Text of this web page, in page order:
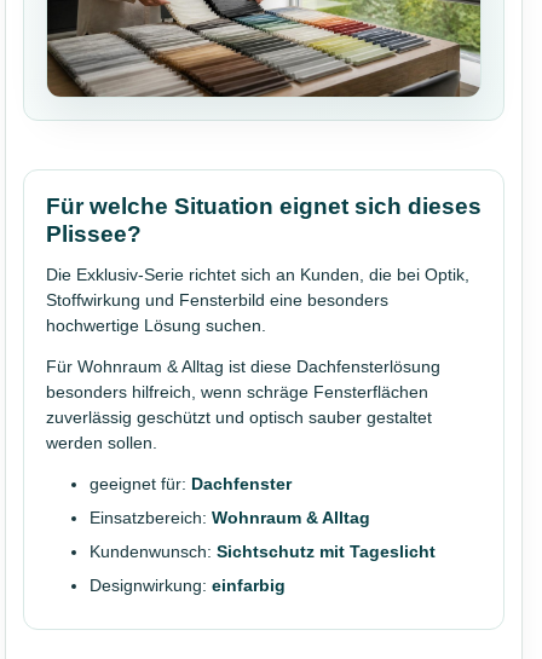
Für welche Situation eignet sich dieses
Plissee?
Die Exklusiv-Serie richtet sich an Kunden, die bei Optik,
Stoffwirkung und Fensterbild eine besonders
hochwertige Lösung suchen.
Für Wohnraum & Alltag ist diese Dachfensterlösung
besonders hilfreich, wenn schräge Fensterflächen
zuverlässig geschützt und optisch sauber gestaltet
werden sollen.
geeignet für: Dachfenster
Einsatzbereich: Wohnraum & Alltag
Kundenwunsch: Sichtschutz mit Tageslicht
Designwirkung: einfarbig